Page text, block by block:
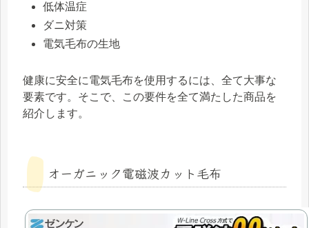
低体温症
ダニ対策
電気毛布の生地
健康に安全に電気毛布を使用するには、全て大事な
要素です。そこで、この要件を全て満たした商品を
紹介します。
オーガニック電磁波カット毛布